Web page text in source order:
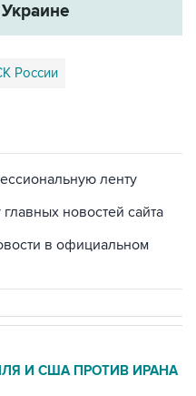
России
ленту
новостей сайта
в официальном
И США ПРОТИВ ИРАНА